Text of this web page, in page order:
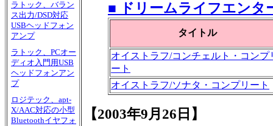
ラトック、バラン
ス出力/DSD対応
USBヘッドフォン
アンプ
ラトック、PCオー
ディオ入門用USB
ヘッドフォンアン
プ
ロジテック、apt-
X/AAC対応の小型
Bluetoothイヤフォ
■ ドリームライフエンタ
タイトル
オイストラフ/コンチェルト・コンプ
ート
オイストラフ/ソナタ・コンプリート
【2003年9月26日】